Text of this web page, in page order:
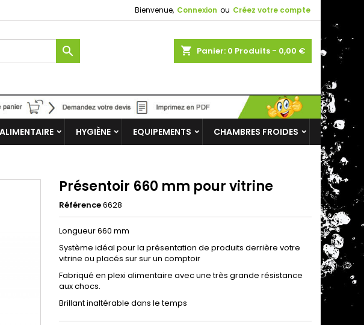
Bienvenue, Connexion ou Créez votre compte
shopping_cart Panier: 0 Produits - 0,00 €

HYGIÈNE EQUIPEMENTS CHAMBRES FROIDES
Présentoir 660 mm pour vitrine
Référence6628
Longueur 660 mm
Système idéal pour la présentation de produits derrière votre
vitrine ou placés sur sur un comptoir
Fabriqué en plexi alimentaire avec une très grande résistance
aux chocs.
Brillant inaltérable dans le temps